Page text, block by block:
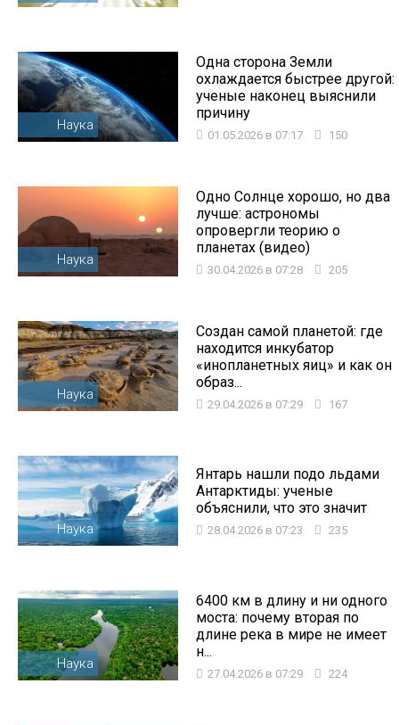
Наука
Одна сторона Земли
охлаждается быстрее другой:
ученые наконец выяснили
причину
01.05.2026 в 07:17 150
Наука
Одно Солнце хорошо, но два
лучше: астрономы
опровергли теорию о
планетах (видео)
30.04.2026 в 07:28 205
Наука
Создан самой планетой: где
находится инкубатор
«инопланетных яиц» и как он
образ...
29.04.2026 в 07:29 167
Наука
Янтарь нашли подо льдами
Антарктиды: ученые
объяснили, что это значит
28.04.2026 в 07:23 235
Наука
6400 км в длину и ни одного
моста: почему вторая по
длине река в мире не имеет
н...
27.04.2026 в 07:29 224